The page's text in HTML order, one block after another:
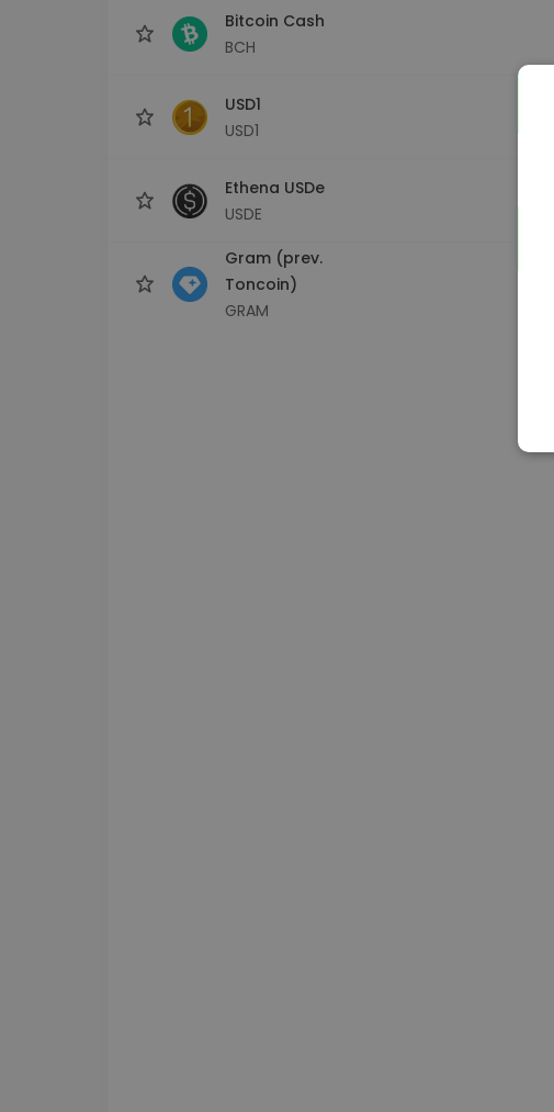
Bitcoin Cash
BCH
USD1
USD1
Ethena USDe
USDE
Gram (prev.
Toncoin)
GRAM